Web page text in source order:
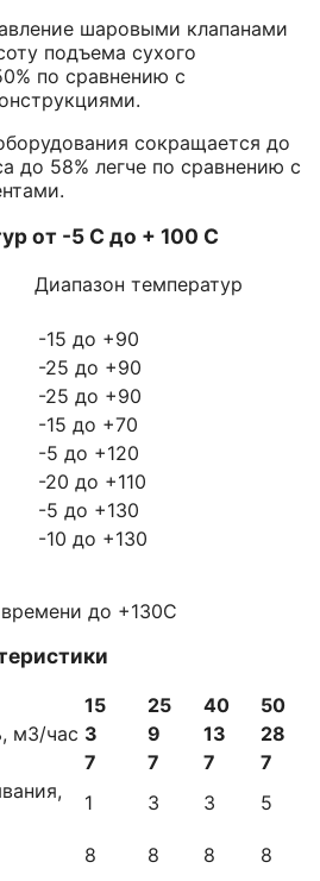
шаровыми клапанами
подъема сухого
по сравнению с
сокращается до
до 58% легче по сравнению с
от -5 С до + 100 С
Диапазон температур
-15 до +90
-25 до +90
-25 до +90
-15 до +70
-5 до +120
-20 до +110
-5 до +130
-10 до +130
до +130С
15 25 40
50
м3/час 3 9 13
28
7 7 7
7
1 3 3
5
8 8 8
8